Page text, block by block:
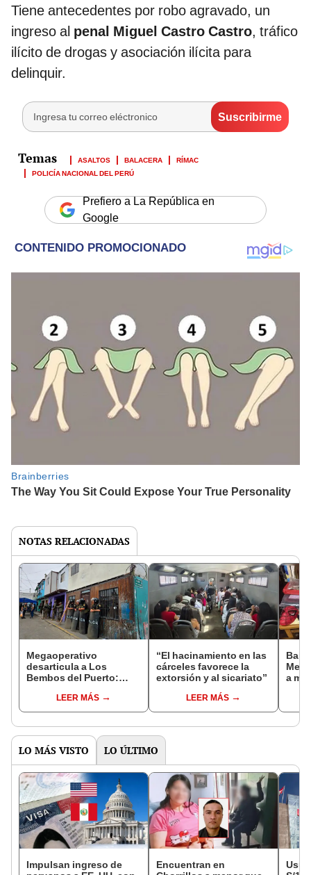
Tiene antecedentes por robo agravado, un
ingreso al penal Miguel Castro Castro, tráfico
ilícito de drogas y asociación ilícita para
delinquir.
ASALTOS BALACERA
RÍMAC
POLICÍA NACIONAL DEL PERÚ
Prefiero a La República en
Google
NOTAS RELACIONADAS
Megaoperativo
desarticula a Los
Bembos del Puerto:
sicariato y extorsión a
pescadores en el Callao
LEER MÁS
“El hacinamiento en las
cárceles favorece la
extorsión y al sicariato”
LEER MÁS
a
LO MÁS VISTO LO ÚLTIMO
Impulsan ingreso de
Encuentran en